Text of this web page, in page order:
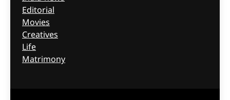
Editorial
Movies
Creatives
Life
Matrimony